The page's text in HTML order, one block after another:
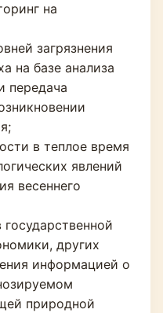
на
загрязнения
на базе анализа
передача
в теплое время
явлений
весеннего
других
информацией о
природной